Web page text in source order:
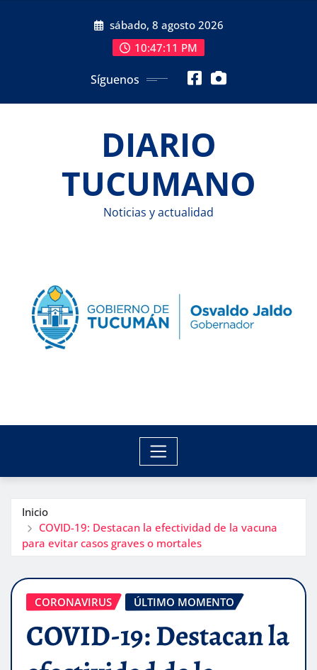
sábado, 8 agosto 2026
10:47:12 PM
Síguenos
DIARIO
TUCUMANO
Noticias y actualidad
Inicio
COVID-19: Destacan la efectividad de la vacuna
para evitar casos graves o mortales
CORONAVIRUS ÚLTIMO MOMENTO
COVID-19: Destacan la